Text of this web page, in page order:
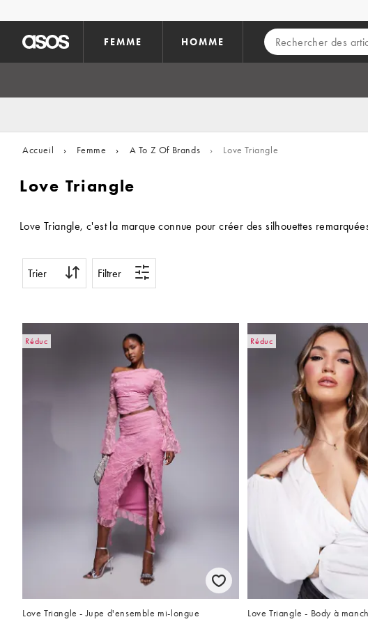
FEMME HOMME
Accueil › Femme › A To Z Of Brands › Love Triangle
Love Triangle
Love Triangle, c'est la marque connue pour créer des silhouettes
Trier Filtrer
Réduc
Love Triangle - Jupe d'ensemble mi-longue
Réduc
Love Triangle - Body à